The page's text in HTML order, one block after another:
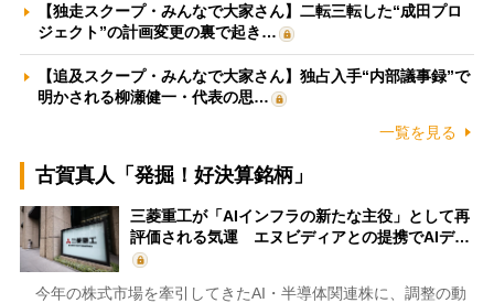
【独走スクープ・みんなで大家さん】二転三転した“成田プロ
ジェクト”の計画変更の裏で起き…
【追及スクープ・みんなで大家さん】独占入手“内部議事録”で
明かされる柳瀬健一・代表の思…
一覧を見る
古賀真人「発掘！好決算銘柄」
三菱重工が「AIインフラの新たな主役」として再
評価される気運 エヌビディアとの提携でAIデ…
今年の株式市場を牽引してきたAI・半導体関連株に、調整の動